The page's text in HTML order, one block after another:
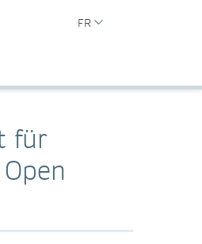
FR
für